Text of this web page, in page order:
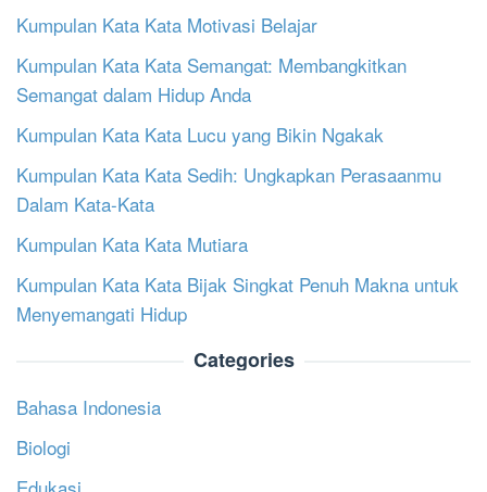
Kumpulan Kata Kata Motivasi Belajar
Kumpulan Kata Kata Semangat: Membangkitkan
Semangat dalam Hidup Anda
Kumpulan Kata Kata Lucu yang Bikin Ngakak
Kumpulan Kata Kata Sedih: Ungkapkan Perasaanmu
Dalam Kata-Kata
Kumpulan Kata Kata Mutiara
Kumpulan Kata Kata Bijak Singkat Penuh Makna untuk
Menyemangati Hidup
Categories
Bahasa Indonesia
Biologi